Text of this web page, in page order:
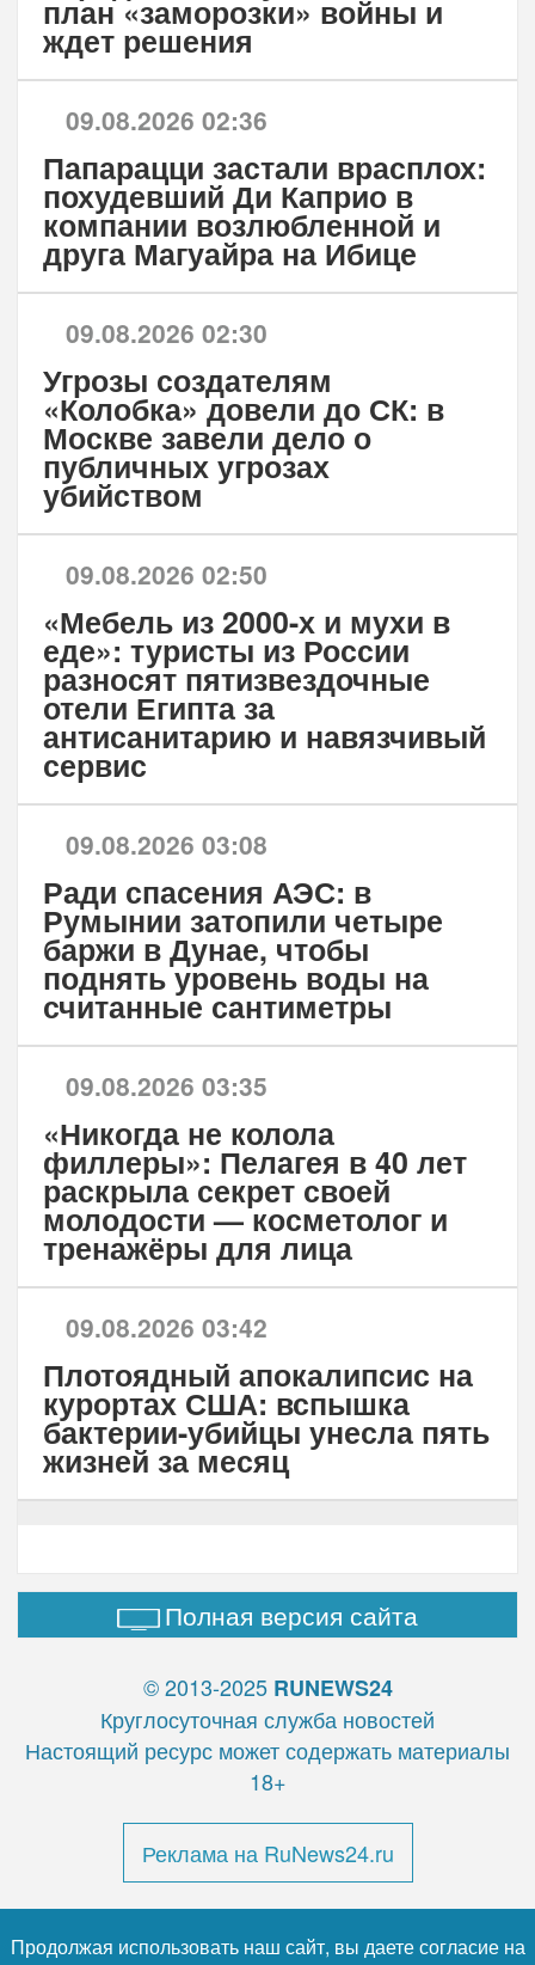
план «заморозки» войны и
ждет решения
09.08.2026 02:36
Папарацци застали врасплох:
похудевший Ди Каприо в
компании возлюбленной и
друга Магуайра на Ибице
09.08.2026 02:30
Угрозы создателям
«Колобка» довели до СК: в
Москве завели дело о
публичных угрозах
убийством
09.08.2026 02:50
«Мебель из 2000-х и мухи в
еде»: туристы из России
разносят пятизвездочные
отели Египта за
антисанитарию и навязчивый
сервис
09.08.2026 03:08
Ради спасения АЭС: в
Румынии затопили четыре
баржи в Дунае, чтобы
поднять уровень воды на
считанные сантиметры
09.08.2026 03:35
«Никогда не колола
филлеры»: Пелагея в 40 лет
раскрыла секрет своей
молодости — косметолог и
тренажёры для лица
09.08.2026 03:42
Плотоядный апокалипсис на
курортах США: вспышка
бактерии-убийцы унесла пять
жизней за месяц
Полная версия сайта
© 2013-2025 RUNEWS24
Круглосуточная служба новостей
Настоящий ресурс может содержать материалы
18+
Реклама на RuNews24.ru
Продолжая использовать наш сайт, вы даете согласие на